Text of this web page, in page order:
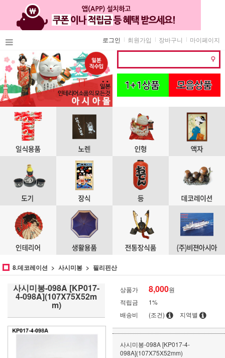
마이페이지
장바구니
회원가입
로그인
8.데코레이션 사시미봉 필리핀산
사시미봉-098A [KP017-
4-098A](107X75X52m
m)
상품가 8,000원
적립금
1%
배송비
(조건) 지역별
사시미봉-098A [KP017-4-
098A](107X75X52mm)